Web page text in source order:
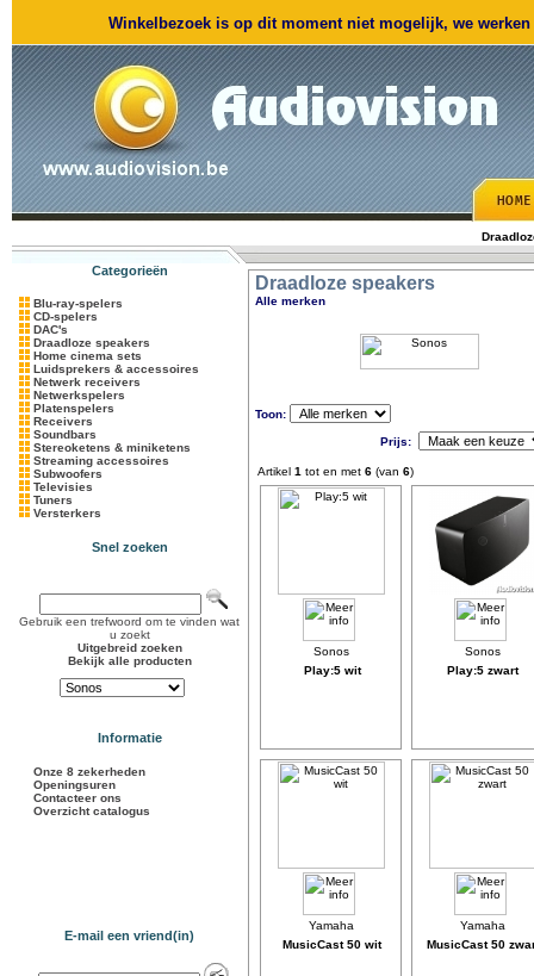
Winkelbezoek is op dit moment niet mogelijk, we
Categorieën
Blu-ray-spelers
CD-spelers
DAC's
Draadloze speakers
Home cinema sets
Luidsprekers & accessoires
Netwerk receivers
Netwerkspelers
Platenspelers
Receivers
Soundbars
Stereoketens & miniketens
Streaming accessoires
Subwoofers
Televisies
Tuners
Versterkers
Snel zoeken
Gebruik een trefwoord om te vinden wat
u zoekt
Uitgebreid zoeken
Bekijk alle producten
Informatie
Onze 8 zekerheden
Openingsuren
Contacteer ons
Overzicht catalogus
E-mail een vriend(in)
Draadloze speakers
Alle merken
Toon:
Prijs:
Artikel 1 tot en met 6 (van 6)
Play:5 wit Play:5 zwart
MusicCast 50 wit MusicCast 50